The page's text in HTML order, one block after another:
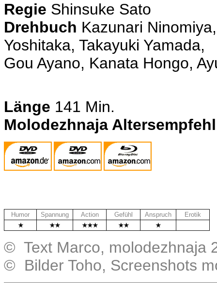
Regie Shinsuke Sato
Drehbuch Kazunari
Yoshitaka, Takayuki Yamada,
Gou Ayano, Kanata Hongo,
Länge 141 Min.
Molodezhnaja
Humor Spannung Action Gefühl Anspruch
Erotik
© Text Marco, molodezhnaja
© Bilder Toho, Screenshots